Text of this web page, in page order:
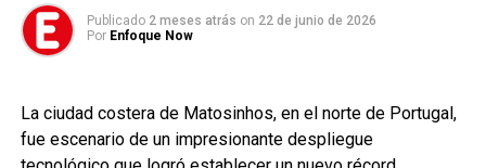
Pertiné, madre de Antonio de la Rua y exsuegra de ambas
– crédito @shakira/Instagram
Publicado 2 meses atrás on 22 de junio de 2026
Por Enfoque Now
La ciudad costera de Matosinhos, en el norte de Portugal,
fue escenario de un impresionante despliegue